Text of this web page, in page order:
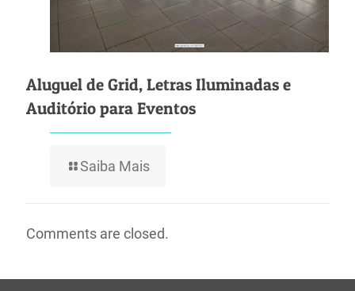
Aluguel de Grid, Letras Iluminadas e
Auditório para Eventos
Saiba Mais
Comments are closed.